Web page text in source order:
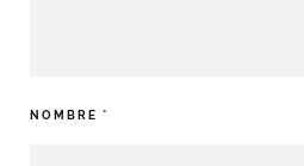
NOMBRE *